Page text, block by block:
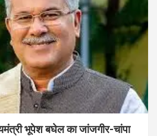
भूपेश बघेल का जांजगीर-चांपा